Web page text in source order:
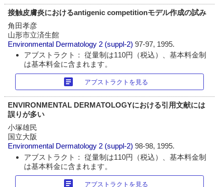
接触皮膚炎におけるantigenic competitionモデル作成の試み
角田孝彦
山形市立済生館
Environmental Dermatology 2 (suppl-2)97-97, 1995.
アブストラクト： 従量制は110円（税込）、基本料金制
は基本料金に含まれます。
article アブストラクトを見る
ENVIRONMENTAL DERMATOLOGYにおける引用文献には
誤りが多い
小塚雄民
国立大阪
Environmental Dermatology 2 (suppl-2)98-98, 1995.
アブストラクト： 従量制は110円（税込）、基本料金制
は基本料金に含まれます。
article アブストラクトを見る